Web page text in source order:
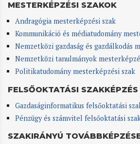
MESTERKÉPZÉSI SZAKOK
Andragógia mesterképzési szak
Kommunikáció és médiatudomány
Nemzetközi gazdaság és gazdálkodás
Nemzetközi tanulmányok
Politikatudomány mesterképzési szak
FELSŐOKTATÁSI SZAKKÉPZÉS
Gazdaságinformatikus felsőoktatási
Pénzügy és számvitel felsőoktatási
SZAKIRÁNYÚ